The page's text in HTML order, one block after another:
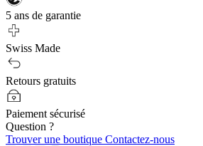
5 ans de garantie
Swiss Made
Retours gratuits
Paiement sécurisé
Question ?
Trouver une boutique Contactez-nous